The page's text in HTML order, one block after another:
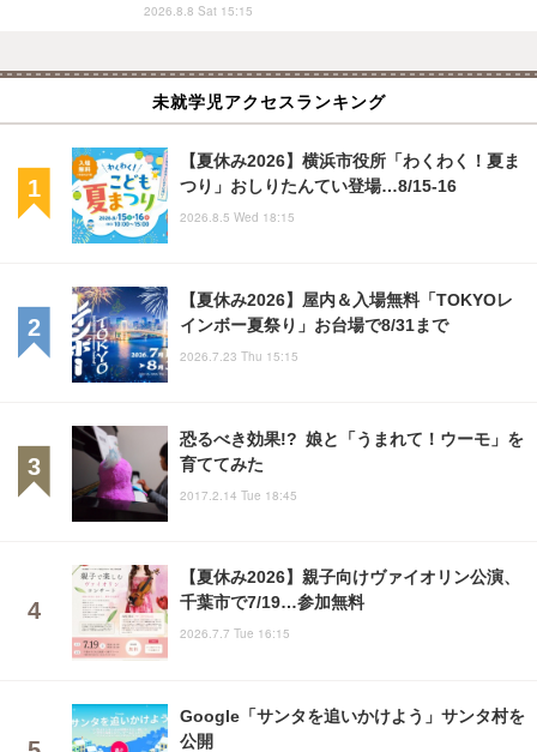
2026.8.8 Sat 15:15
未就学児アクセスランキング
【夏休み2026】横浜市役所「わくわく！夏ま
つり」おしりたんてい登場…8/15-16
2026.8.5 Wed 18:15
【夏休み2026】屋内＆入場無料「TOKYOレ
インボー夏祭り」お台場で8/31まで
2026.7.23 Thu 15:15
恐るべき効果!? 娘と「うまれて！ウーモ」を
育ててみた
2017.2.14 Tue 18:45
【夏休み2026】親子向けヴァイオリン公演、
千葉市で7/19…参加無料
2026.7.7 Tue 16:15
Google「サンタを追いかけよう」サンタ村を
公開